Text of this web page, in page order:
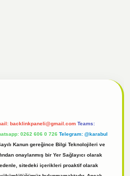
backlinkpaneli@gmail.com Teams:
0262 606 0 726 Telegram: @karabul
Kanun gereğince Bilgi Teknolojileri ve
onaylanmış bir Yer Sağlayıcı olarak
sitedeki içerikleri proaktif olarak